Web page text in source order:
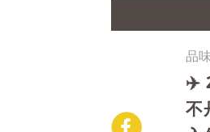
品
✈️
不